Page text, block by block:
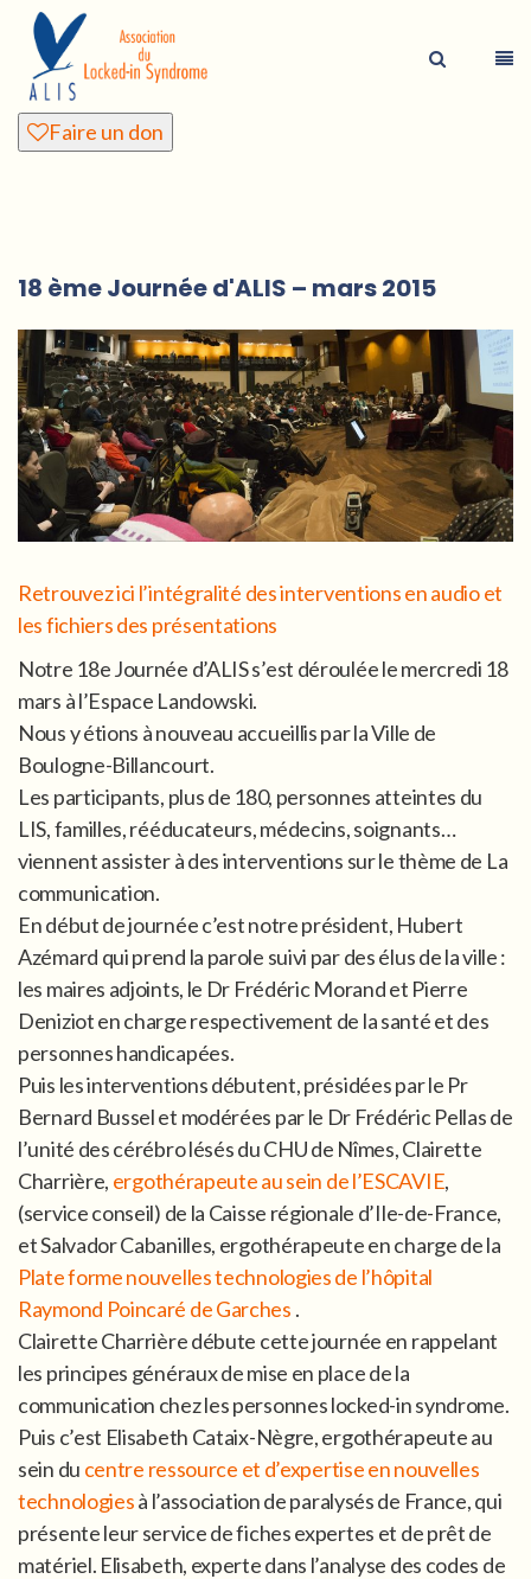
Faire un don
18 ème Journée d'ALIS – mars 2015
Retrouvez ici l’intégralité des interventions en audio et
les fichiers des présentations
Notre 18e Journée d’ALIS s’est déroulée le mercredi 18
mars à l’Espace Landowski.
Nous y étions à nouveau accueillis par la Ville de
Boulogne-Billancourt.
Les participants, plus de 180, personnes atteintes du
LIS, familles, rééducateurs, médecins, soignants…
viennent assister à des interventions sur le thème de La
communication.
En début de journée c’est notre président, Hubert
Azémard qui prend la parole suivi par des élus de la ville :
les maires adjoints, le Dr Frédéric Morand et Pierre
Deniziot en charge respectivement de la santé et des
personnes handicapées.
Puis les interventions débutent, présidées par le Pr
Bernard Bussel et modérées par le Dr Frédéric Pellas de
l’unité des cérébro lésés du CHU de Nîmes, Clairette
Charrière, ergothérapeute au sein de l’ESCAVIE,
(service conseil) de la Caisse régionale d’Ile-de-France,
et Salvador Cabanilles, ergothérapeute en charge de la
Plate forme nouvelles technologies de l’hôpital
Raymond Poincaré de Garches .
Clairette Charrière débute cette journée en rappelant
les principes généraux de mise en place de la
communication chez les personnes locked-in syndrome.
Puis c’est Elisabeth Cataix-Nègre, ergothérapeute au
sein du centre ressource et d’expertise en nouvelles
technologiesà l’association de paralysés de France, qui
présente leur service de fiches expertes et de prêt de
matériel. Elisabeth, experte dans l’analyse des codes de